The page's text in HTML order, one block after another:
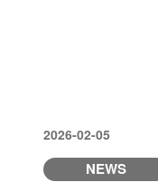
2026-02-05
NEWS